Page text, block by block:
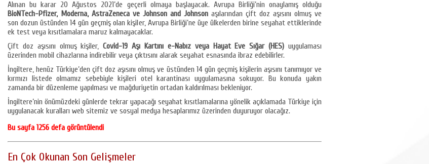
Alınan bu karar 20 Ağustos 2021’de geçerli olmaya başlayacak. Avrupa Birliği’nin onaylamış olduğu
BioNTech-Pfizer, Moderna, AstraZeneca ve Johnson and Johnson aşılarından çift doz aşısını olmuş ve
son dozun üstünden 14 gün geçmiş olan kişiler, Avrupa Birliği’ne üye ülkelerden birine seyahat ettiklerinde
ek test veya kısıtlamalara maruz kalmayacaklar.
Çift doz aşısını olmuş kişiler,Covid-19 Aşı Kartını e-Nabız veya Hayat Eve Sığar (HES) uygulaması
üzerinden mobil cihazlarına indirebilir veya çıktısını alarak seyahat esnasında ibraz edebilirler.
İngiltere, henüz Türkiye’den çift doz aşısını olmuş ve üstünden 14 gün geçmiş kişilerin aşısını tanımıyor ve
kırmızı listede olmamız sebebiyle kişileri otel karantinası uygulamasına sokuyor. Bu konuda yakın
zamanda bir düzenleme yapılması ve mağduriyetin ortadan kaldırılması bekleniyor.
İngiltere’nin önümüzdeki günlerde tekrar yapacağı seyahat kısıtlamalarına yönelik açıklamada Türkiye için
uygulanacak kuralları web sitemiz ve sosyal medya hesaplarımız üzerinden duyuruyor olacağız.
Bu sayfa 1256 defa görüntülendi
En Çok Okunan Son Gelişmeler